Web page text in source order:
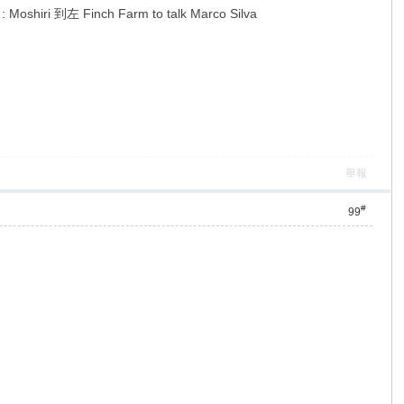
Moshiri 到左 Finch Farm to talk Marco Silva
舉報
99#